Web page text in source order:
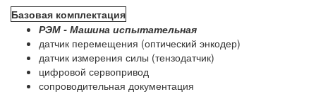
Базовая комплектация
РЭМ - Машина испытательная
датчик перемещения (оптический энкодер)
датчик измерения силы (тензодатчик)
цифровой сервопривод
сопроводительная документация